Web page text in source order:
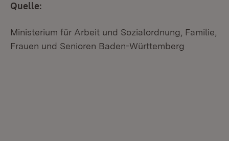
Quelle:
Ministerium für Arbeit und Sozialordnung, Familie,
Frauen und Senioren Baden-Württemberg